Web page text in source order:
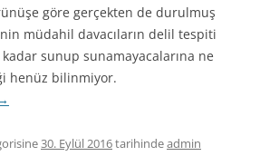
göre gerçekten de durulmuş
müdahil davacıların delil tespiti
sunup sunamayacalarına ne
henüz bilinmiyor.
30. Eylül 2016tarihindeadmin